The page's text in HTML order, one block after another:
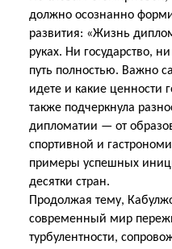
должно осознанно
развития: «Жизнь
руках. Ни государство,
путь полностью. Важно
идете и какие ценности
также подчеркнула
дипломатии — от
спортивной и
примеры успешных
десятки стран.
Продолжая тему,
современный мир
турбулентности,